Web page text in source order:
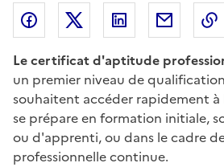
Partager l'article surFacebook
Partager l'article sur
Partager
Le certificat d'aptitude
un premier niveau de
souhaitent accéder rapidement à
se prépare en formation initiale,
ou d'apprenti, ou dans le cadre
professionnelle continue.